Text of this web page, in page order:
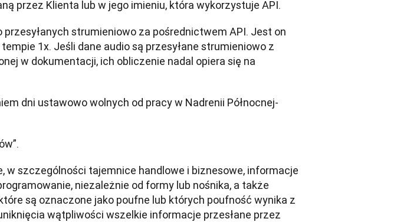
przez Klienta lub w jego imieniu, która wykorzystuje API.
strumieniowo za pośrednictwem API. Jest on
1x. Jeśli dane audio są przesyłane strumieniowo z
w dokumentacji, ich obliczenie nadal opiera się na
dni ustawowo wolnych od pracy w Nadrenii Północnej-
w szczególności tajemnice handlowe i biznesowe, informacje
niezależnie od formy lub nośnika, a także
są oznaczone jako poufne lub których poufność wynika z
wątpliwości wszelkie informacje przesłane przez